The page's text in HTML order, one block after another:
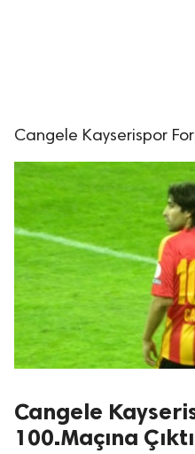
Cangele Kayserispor
Cangele
100.Maçına Çıktı